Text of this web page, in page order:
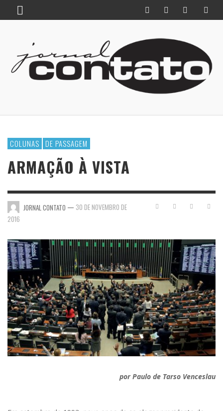
COLUNAS DE PASSAGEM
ARMAÇÃO À VISTA
JORNAL CONTATO — 30 DE NOVEMBRO DE
2016
por Paulo de Tarso Venceslau